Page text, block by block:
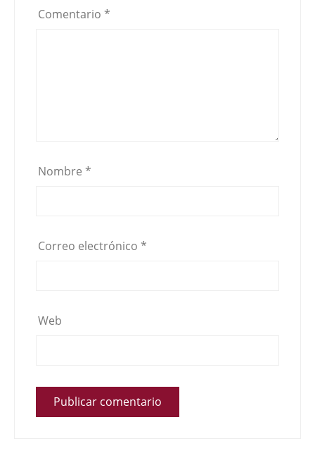
Comentario *
Nombre *
Correo electrónico *
Web